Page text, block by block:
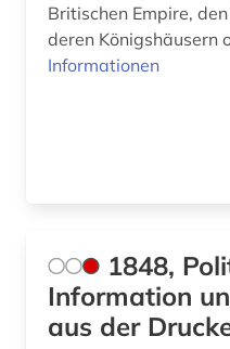
botanik (1)
broadway (1)
Britischen Empire,
deren Königshäusern
Informationen
1848,
Information
aus der